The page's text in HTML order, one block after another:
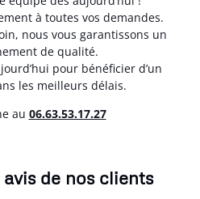
à toutes vos demandes.
nous vous garantissons un
de qualité.
pour bénéficier d’un
les meilleurs délais.
au 06.63.53.17.27
de nos clients